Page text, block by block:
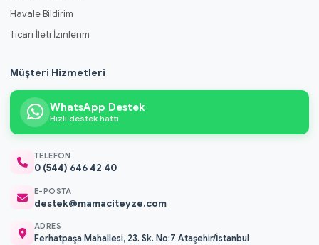
Havale Bildirim
Ticari İleti İzinlerim
Müşteri Hizmetleri
WhatsApp Destek
Hızlı destek hattı
TELEFON
0 (544) 646 42 40
E-POSTA
destek@mamaciteyze.com
ADRES
Ferhatpaşa Mahallesi, 23. Sk. No:7 Ataşehir/İstanbul